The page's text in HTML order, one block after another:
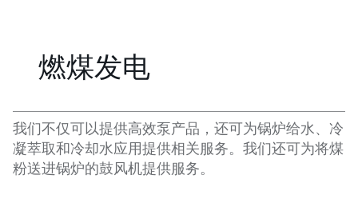
燃煤发电
我们不仅可以提供高效泵产品，还可为锅炉给水、冷
凝萃取和冷却水应用提供相关服务。我们还可为将煤
粉送进锅炉的鼓风机提供服务。